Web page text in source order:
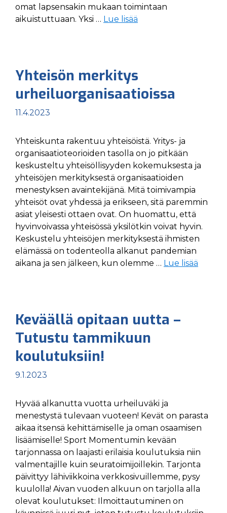
omat lapsensakin mukaan toimintaan
aikuistuttuaan. Yksi … Lue lisää
Yhteisön merkitys
urheiluorganisaatioissa
11.4.2023
Yhteiskunta rakentuu yhteisöistä. Yritys- ja
organisaatioteorioiden tasolla on jo pitkään
keskusteltu yhteisöllisyyden kokemuksesta ja
yhteisöjen merkityksestä organisaatioiden
menestyksen avaintekijänä. Mitä toimivampia
yhteisöt ovat yhdessä ja erikseen, sitä paremmin
asiat yleisesti ottaen ovat. On huomattu, että
hyvinvoivassa yhteisössä yksilötkin voivat hyvin.
Keskustelu yhteisöjen merkityksestä ihmisten
elämässä on todenteolla alkanut pandemian
aikana ja sen jälkeen, kun olemme … Lue lisää
Keväällä opitaan uutta –
Tutustu tammikuun
koulutuksiin!
9.1.2023
Hyvää alkanutta vuotta urheiluväki ja
menestystä tulevaan vuoteen! Kevät on parasta
aikaa itsensä kehittämiselle ja oman osaamisen
lisäämiselle! Sport Momentumin kevään
tarjonnassa on laajasti erilaisia koulutuksia niin
valmentajille kuin seuratoimijoillekin. Tarjonta
päivittyy lähiviikkoina verkkosivuillemme, pysy
kuulolla! Aivan vuoden alkuun on tarjolla alla
olevat koulutukset: Ilmoittautuminen on